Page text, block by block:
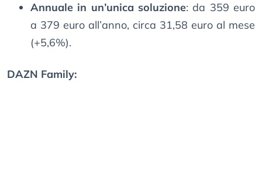
Annuale in un’unica soluzione: da 359 euro
a 379 euro all’anno, circa 31,58 euro al mese
(+5,6%).
DAZN Family: